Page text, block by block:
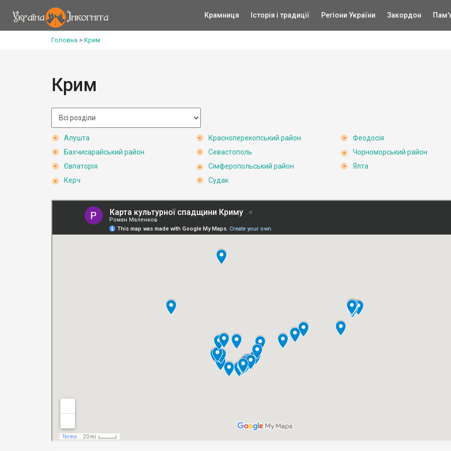
Крамниця Історія і традиції Регіони України Закордон
Головна > Крим
Крим
Алушта
Бахчисарайський район
Євпаторія
Керч
Красноперекопський район
Севастополь
Сімферопольський район
Судак
Феодосія
Чорноморський район
Ялта